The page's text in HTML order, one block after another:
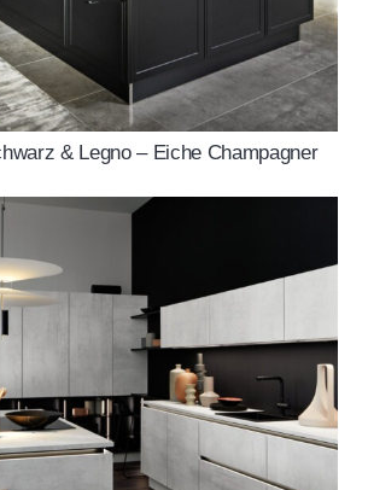
& Legno – Eiche Champagner